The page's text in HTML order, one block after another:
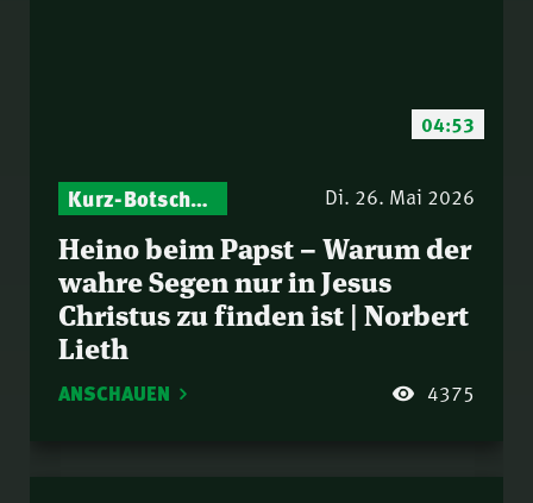
04:53
Kurz-Botschaften – Biblische Impulse mit Zukunft im Blick Di. 26. Mai 2026
Heino beim Papst – Warum der
wahre Segen nur in Jesus
Christus zu finden ist | Norbert
Lieth
ANSCHAUEN 4375